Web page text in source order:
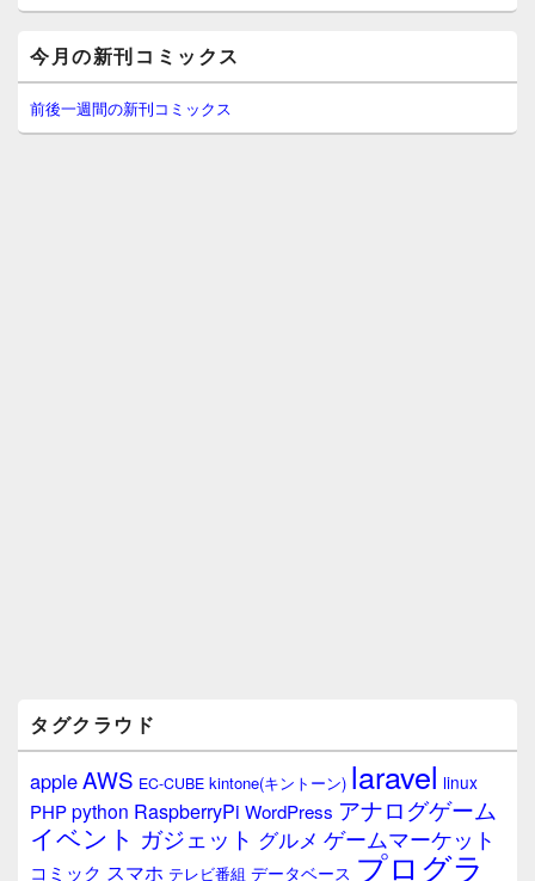
c
e
b
o
tt
er
e
イ
ン
サ
イ
今月の新刊コミックス
前後一週間の新刊コミックス
タグクラウド
appleAWS EC-CUBE kintone(キントーン) laravel linux
PHPpython RaspberryPi WordPress アナログゲーム
イベント ガジェット グルメ ゲームマーケット
コミック スマホ テレビ番組 データベース プログラ